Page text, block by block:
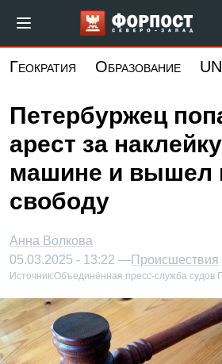
основному
Форпост
Геократия Образование
Петербуржец
арест за
машине и вышел
свободу
Анна Волкова
05.03.2025 - 13:22 —Происшествия
Источник:Объединённая пресс-служба судов